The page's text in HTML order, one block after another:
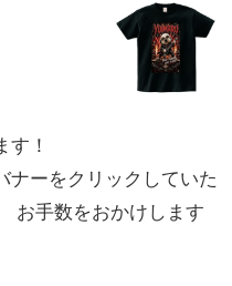
す！
ナーをクリックしていた
お手数をおかけします